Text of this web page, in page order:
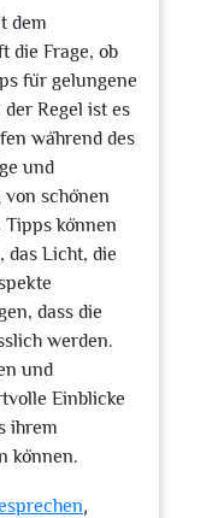
dem
die Frage, ob
für gelungene
Regel ist es
während des
und
schönen
Tipps können
das Licht, die
dass die
werden.
und
Einblicke
ihrem
können.
,